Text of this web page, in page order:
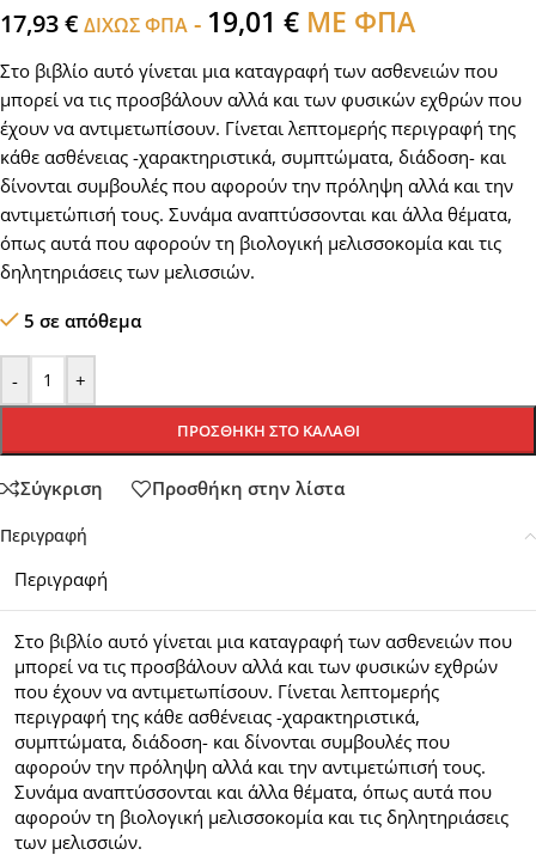
17,93€ ΔΙΧΩΣ ΦΠΑ - 19,01 € ΜΕ ΦΠΑ
Στο βιβλίο αυτό γίνεται μια καταγραφή των ασθενειών που
μπορεί να τις προσβάλουν αλλά και των φυσικών εχθρών που
έχουν να αντιμετωπίσουν. Γίνεται λεπτομερής περιγραφή της
κάθε ασθένειας -χαρακτηριστικά, συμπτώματα, διάδοση- και
δίνονται συμβουλές που αφορούν την πρόληψη αλλά και την
αντιμετώπισή τους. Συνάμα αναπτύσσονται και άλλα θέματα,
όπως αυτά που αφορούν τη βιολογική μελισσοκομία και τις
δηλητηριάσεις των μελισσιών.
5 σε απόθεμα
- +
ΠΡΟΣΘΉΚΗ ΣΤΟ ΚΑΛΆΘΙ
Σύγκριση Προσθήκη στην λίστα
Περιγραφή
Περιγραφή
Στο βιβλίο αυτό γίνεται μια καταγραφή των ασθενειών που
μπορεί να τις προσβάλουν αλλά και των φυσικών εχθρών
που έχουν να αντιμετωπίσουν. Γίνεται λεπτομερής
περιγραφή της κάθε ασθένειας -χαρακτηριστικά,
συμπτώματα, διάδοση- και δίνονται συμβουλές που
αφορούν την πρόληψη αλλά και την αντιμετώπισή τους.
Συνάμα αναπτύσσονται και άλλα θέματα, όπως αυτά που
αφορούν τη βιολογική μελισσοκομία και τις δηλητηριάσεις
των μελισσιών.